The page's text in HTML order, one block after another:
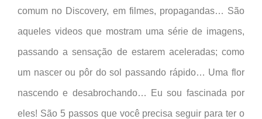
comum no Discovery, em filmes, propagandas… São
aqueles videos que mostram uma série de imagens,
passando a sensação de estarem aceleradas; como
um nascer ou pôr do sol passando rápido… Uma flor
nascendo e desabrochando… Eu sou fascinada por
eles! São 5 passos que você precisa seguir para ter o